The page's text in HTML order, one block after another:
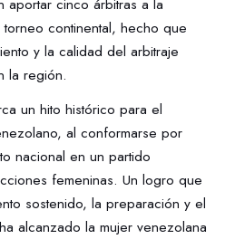
aportar cinco árbitras a la
continental, hecho que
y la calidad del arbitraje
la región.
un hito histórico para el
al conformarse por
nacional en un partido
femeninas. Un logro que
sostenido, la preparación y el
alcanzado la mujer venezolana